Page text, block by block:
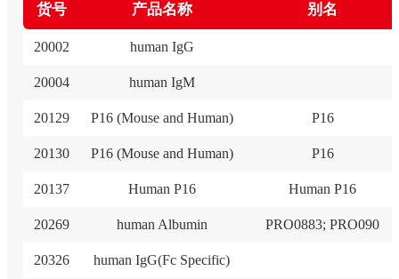
货号 产品名称 别名
20002 human IgG
20004 human IgM
20129 P16 (Mouse and Human) P16
20130 P16 (Mouse and Human) P16
20137 Human P16 Human P16
20269 human Albumin PRO0883; PRO090
20326 human IgG(Fc Specific)